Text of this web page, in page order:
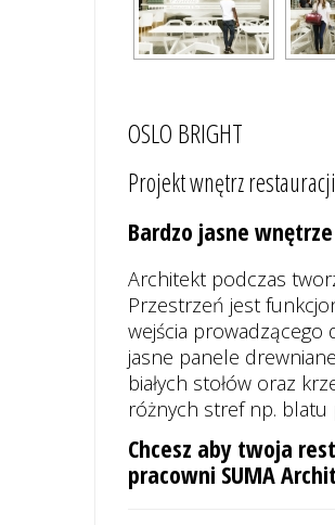
OSLO BRIGHT
Projekt wnętrz
Bardzo jasne
Architekt podczas
Przestrzeń jest
wejścia
jasne panele
białych stołów oraz
różnych stref np. blatu
Chcesz aby twoja
pracowni SUMA